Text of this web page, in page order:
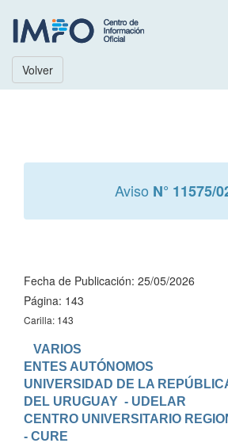
Volver
Aviso N° 11575/
Fecha de Publicación: 25/05/2026
Página: 143
Carilla: 143
ENTES AUTÓNOMOS
UNIVERSIDAD DE LA
DEL URUGUAY  - UDELAR
CENTRO UNIVERSITARIO